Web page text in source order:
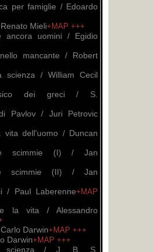
per famiglie / Edoardo
Mieli+MAP +++
ancora uomini / Egidio
mancante / Robert
scienza / William Cecil
dei greci / S.
Pavlov / Juri Petrovic
vita dell'uomo / Duncan
scimmie (I) / Jan
scimmie (II) / Jan
/ Paul Laberenne+MAP
la vita / Alessandro
Darwin+MAP +++
Darwin+MAP +++
scienza / J. B. S.